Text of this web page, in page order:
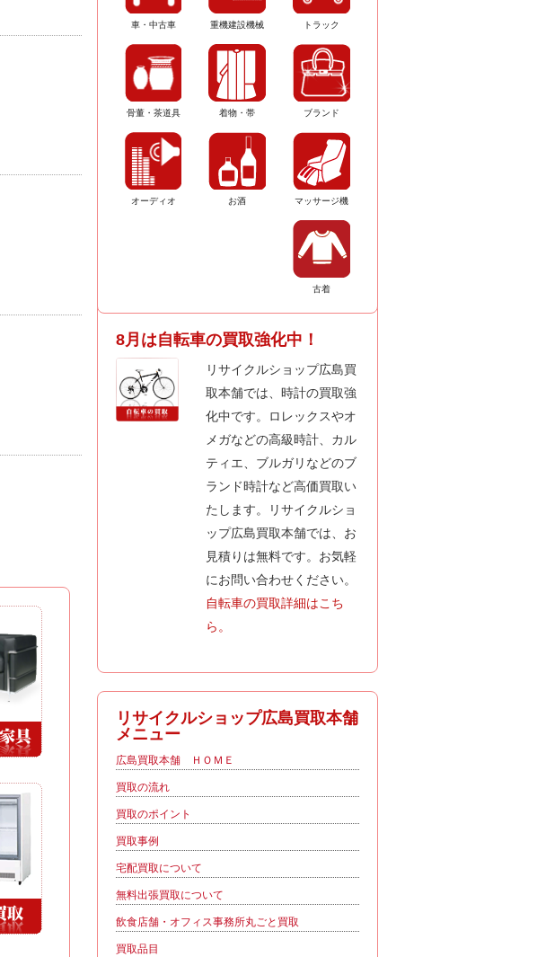
車・中古車 重機建設機械 トラック
骨董・茶道具 着物・帯 ブランド
オーディオ お酒 マッサージ機
古着
8月は自転車の買取強化中！
リサイクルショップ広島買
取本舗では、時計の買取強
化中です。ロレックスやオ
メガなどの高級時計、カル
ティエ、ブルガリなどのブ
ランド時計など高価買取い
たします。リサイクルショ
ップ広島買取本舗では、お
見積りは無料です。お気軽
にお問い合わせください。
自転車の買取詳細はこち
ら。
リサイクルショップ広島買取本舗
メニュー
広島買取本舗 ＨＯＭＥ
買取の流れ
買取のポイント
買取事例
宅配買取について
無料出張買取について
飲食店舗・オフィス事務所丸ごと買取
買取品目